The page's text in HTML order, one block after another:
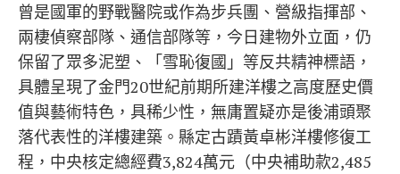
曾是國軍的野戰醫院或作為步兵團、營級指揮部、
兩棲偵察部隊、通信部隊等，今日建物外立面，仍
保留了眾多泥塑、「雪恥復國」等反共精神標語，
具體呈現了金門20世紀前期所建洋樓之高度歷史價
值與藝術特色，具稀少性，無庸置疑亦是後浦頭聚
落代表性的洋樓建築。縣定古蹟黃卓彬洋樓修復工
程，中央核定總經費3,824萬元（中央補助款2,485